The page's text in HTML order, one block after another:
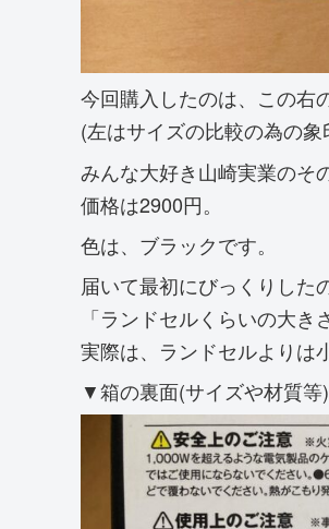
今回購入したのは、この右
(左はサイズの比較の為の
みんな大好き山崎実業のそ
価格は2900円。
色は、ブラックです。
届いて最初にびっくりした
「ランドセルくらいの大き
実際は、ランドセルよりは
▼箱の裏面(サイズや材質等)